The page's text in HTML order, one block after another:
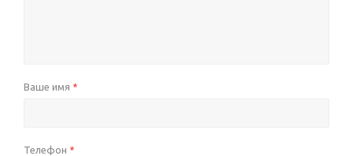
Ваше имя *
Телефон *